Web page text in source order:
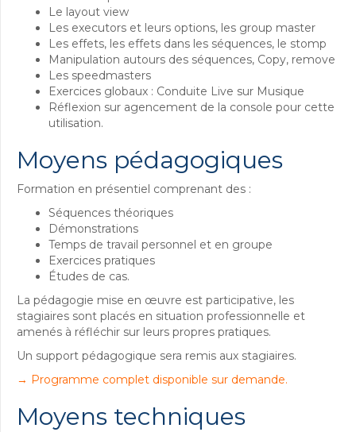
Le layout view
Les executors et leurs options, les group master
Les effets, les effets dans les séquences, le stomp
Manipulation autours des séquences, Copy, remove
Les speedmasters
Exercices globaux : Conduite Live sur Musique
Réflexion sur agencement de la console pour cette
utilisation.
Moyens pédagogiques
Formation en présentiel comprenant des :
Séquences théoriques
Démonstrations
Temps de travail personnel et en groupe
Exercices pratiques
Études de cas.
La pédagogie mise en œuvre est participative, les
stagiaires sont placés en situation professionnelle et
amenés à réfléchir sur leurs propres pratiques.
Un support pédagogique sera remis aux stagiaires.
→ Programme complet disponible sur demande.
Moyens techniques